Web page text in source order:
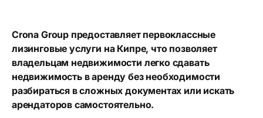
Crona Group предоставляет первоклассные
лизинговые услуги на Кипре, что позволяет
владельцам недвижимости легко сдавать
недвижимость в аренду без необходимости
разбираться в сложных документах или искать
арендаторов самостоятельно.